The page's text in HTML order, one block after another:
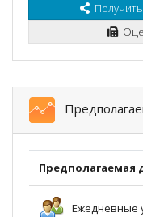
Предполагаемая
Ежедневные